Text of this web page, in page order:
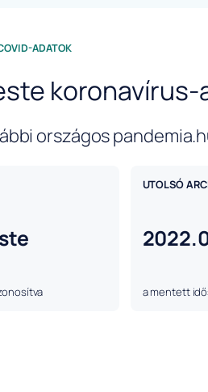
ADATOK
országos
UTOLSÓ
a mentett